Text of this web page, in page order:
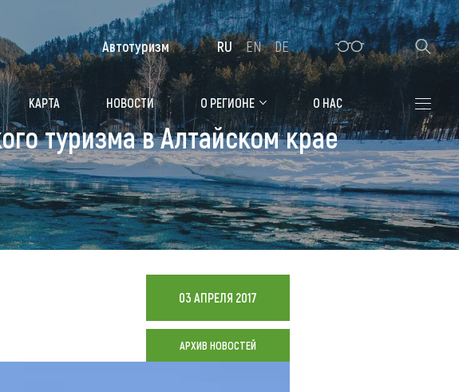
форум Алтайская зимовка
событий
Где остановиться
Санатории
Гостиницы, отели
Коттеджи, базы
Сельские усадьбы
Мотели, придорожные отели
КАРТА НОВОСТИ О РЕГИОНЕ О НАС
Автотуризм RU EN DE
туризма в Алтайском крае
03 АПРЕЛЯ 2017
АРХИВ НОВОСТЕЙ